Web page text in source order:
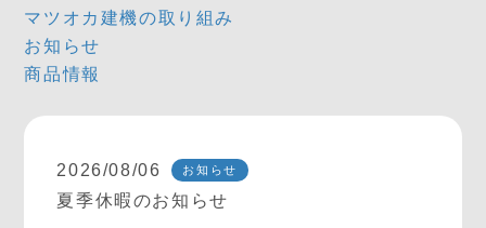
マツオカ建機の取り組み
お知らせ
商品情報
2026/08/06 お知らせ
夏季休暇のお知らせ